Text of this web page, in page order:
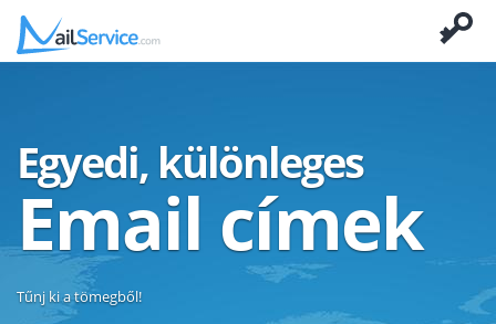
Egyedi, különleges
Email címek
Tűnj ki a tömegből!